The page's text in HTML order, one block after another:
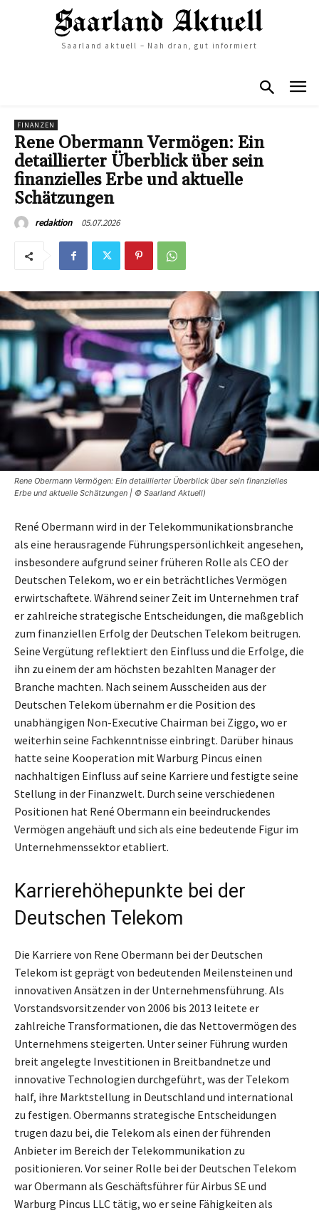
Saarland aktuell – Nah dran, gut informiert
FINANZEN
Rene Obermann Vermögen: Ein
detaillierter Überblick über sein
finanzielles Erbe und aktuelle
Schätzungen
redaktion 05.07.2026
Rene Obermann Vermögen: Ein detaillierter Überblick über sein finanzielles
Erbe und aktuelle Schätzungen | © Saarland Aktuell)
René Obermann wird in der Telekommunikationsbranche
als eine herausragende Führungspersönlichkeit angesehen,
insbesondere aufgrund seiner früheren Rolle als CEO der
Deutschen Telekom, wo er ein beträchtliches Vermögen
erwirtschaftete. Während seiner Zeit im Unternehmen traf
er zahlreiche strategische Entscheidungen, die maßgeblich
zum finanziellen Erfolg der Deutschen Telekom beitrugen.
Seine Vergütung reflektiert den Einfluss und die Erfolge, die
ihn zu einem der am höchsten bezahlten Manager der
Branche machten. Nach seinem Ausscheiden aus der
Deutschen Telekom übernahm er die Position des
unabhängigen Non-Executive Chairman bei Ziggo, wo er
weiterhin seine Fachkenntnisse einbringt. Darüber hinaus
hatte seine Kooperation mit Warburg Pincus einen
nachhaltigen Einfluss auf seine Karriere und festigte seine
Stellung in der Finanzwelt. Durch seine verschiedenen
Positionen hat René Obermann ein beeindruckendes
Vermögen angehäuft und sich als eine bedeutende Figur im
Unternehmenssektor etabliert.
Karrierehöhepunkte bei der
Deutschen Telekom
Die Karriere von Rene Obermann bei der Deutschen
Telekom ist geprägt von bedeutenden Meilensteinen und
innovativen Ansätzen in der Unternehmensführung. Als
Vorstandsvorsitzender von 2006 bis 2013 leitete er
zahlreiche Transformationen, die das Nettovermögen des
Unternehmens steigerten. Unter seiner Führung wurden
breit angelegte Investitionen in Breitbandnetze und
innovative Technologien durchgeführt, was der Telekom
half, ihre Marktstellung in Deutschland und international
zu festigen. Obermanns strategische Entscheidungen
trugen dazu bei, die Telekom als einen der führenden
Anbieter im Bereich der Telekommunikation zu
positionieren. Vor seiner Rolle bei der Deutschen Telekom
war Obermann als Geschäftsführer für Airbus SE und
Warburg Pincus LLC tätig, wo er seine Fähigkeiten als